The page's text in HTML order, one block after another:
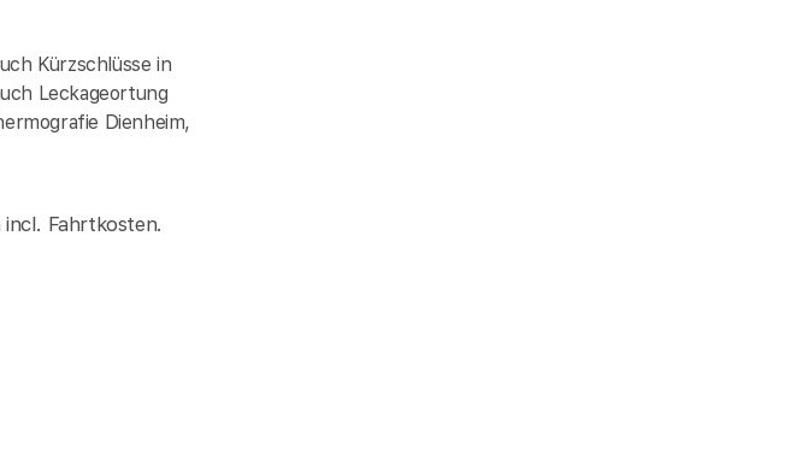
Kürzschlüsse in
Leckageortung
Dienheim,
Fahrtkosten.